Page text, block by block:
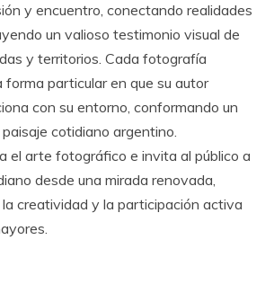
y encuentro, conectando realidades
un valioso testimonio visual de
y territorios. Cada fotografía
particular en que su autor
con su entorno, conformando un
cotidiano argentino.
el arte fotográfico e invita al público a
desde una mirada renovada,
creatividad y la participación activa